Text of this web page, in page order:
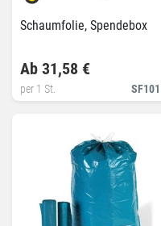
Schaumfolie, Spendebox
SF101
Ab 31,58 €
per 1 St.